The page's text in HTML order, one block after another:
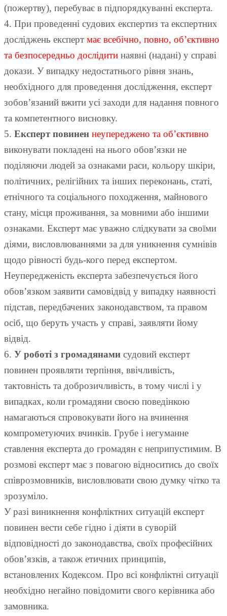
(пожертву), перебуває в підпорядкуванні експерта.
4. При проведенні судових експертиз та експертних
досліджень експерт має всебічно, повно, об’єктивно
та безпосередньо дослідити наявні (надані) у справі
докази. У випадку недостатнього рівня знань,
необхідного для проведення дослідження, експерт
зобов’язаний вжити усі заходи для надання повного
та компетентного висновку.
5. Експерт повинен неупереджено та об’єктивно
виконувати покладені на нього обов’язки не
поділяючи людей за ознаками раси, кольору шкіри,
політичних, релігійних та інших переконань, статі,
етнічного та соціального походження, майнового
стану, місця проживання, за мовними або іншими
ознаками. Експерт має уважно слідкувати за своїми
діями, висловлюваннями за для уникнення сумнівів
щодо рівності будь-кого перед експертом.
Неупередженість експерта забезпечується його
обов’язком заявити самовідвід у випадку наявності
підстав, передбачених законодавством, та правом
осіб, що беруть участь у справі, заявляти йому
відвід.
6. У роботі з громадянами судовий експерт
повинен проявляти терпіння, ввічливість,
тактовність та доброзичливість, в тому числі і у
випадках, коли громадяни своєю поведінкою
намагаються спровокувати його на вчинення
компрометуючих вчинків. Грубе і негуманне
ставлення експерта до громадян є неприпустимим. В
розмові експерт має з повагою відноситись до своїх
співрозмовників, висловлювати свою думку чітко та
зрозуміло.
У разі виникнення конфліктних ситуацій експерт
повинен вести себе гідно і діяти в суворій
відповідності до законодавства, своїх професійних
обов’язків, а також етичних принципів,
встановлених Кодексом. Про всі конфліктні ситуації
необхідно негайно повідомити свого керівника або
замовника.